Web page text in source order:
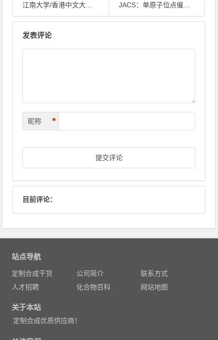
江南大学/香港中文大学《Chem. Sci.》：疏水性蛋白质胶囊体, 探索Pickering界面载酶催化新思路
JACS：单原子位点催化剂的金属-载体相互作用产生高区域选择性
发表评论
昵称 *
目前评论：
站点导航
定制合成干货 公司简介
联系方式
人才招聘
化合物百科 网站地图
关于本站
定制合成优质供应商！